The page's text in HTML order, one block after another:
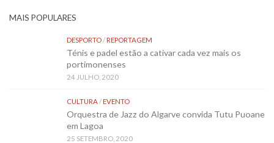
MAIS POPULARES
DESPORTO/REPORTAGEM
Ténis e padel estão a cativar cada vez mais os
portimonenses
24 JULHO, 2020
CULTURA/EVENTO
Orquestra de Jazz do Algarve convida Tutu Puoane
em Lagoa
25 SETEMBRO, 2020